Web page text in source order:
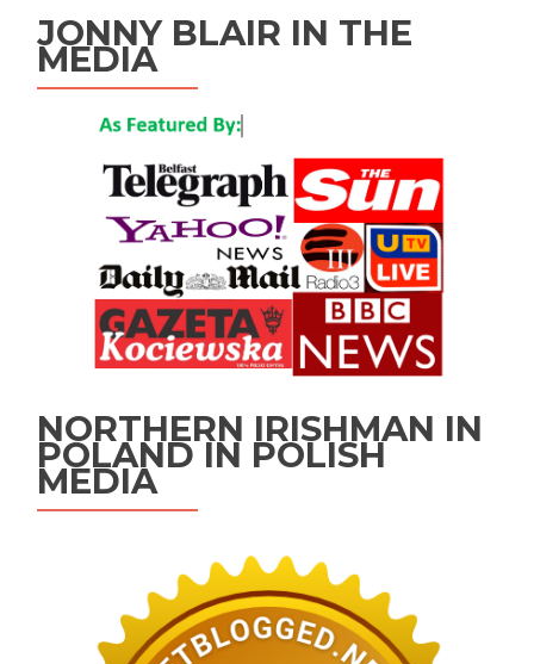
JONNY BLAIR IN THE
MEDIA
NORTHERN IRISHMAN IN
POLAND IN POLISH
MEDIA